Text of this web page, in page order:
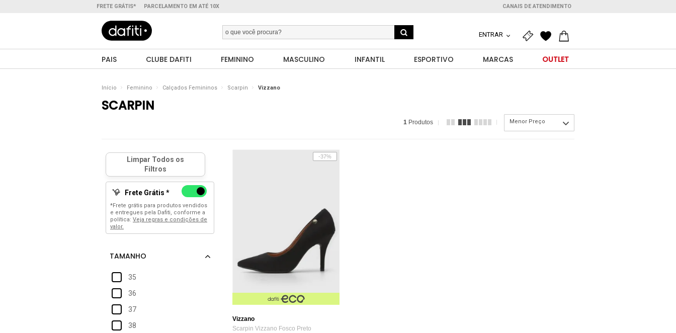
FRETE GRÁTIS* PARCELAMENTO EM ATÉ 10X CANAIS DE ATENDIMENTO
ENTRAR
PAIS CLUBE DAFITI FEMININO MASCULINO INFANTIL ESPORTIVO MARCAS OUTLET
Início Feminino Calçados Femininos Scarpin Vizzano
SCARPIN
1 Produtos Menor Preço
Frete Grátis *
*Frete grátis para produtos vendidos
e entregues pela Dafiti, conforme a
política: Veja regras e condições de
valor.
35
36
37
38
-37%
Vizzano
Scarpin Vizzano Fosco Preto